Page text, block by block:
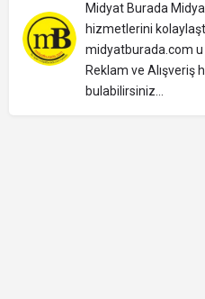
Midyat Burada
hizmetlerini
midyatburada.com
Reklam ve Alışveriş
bulabilirsiniz...